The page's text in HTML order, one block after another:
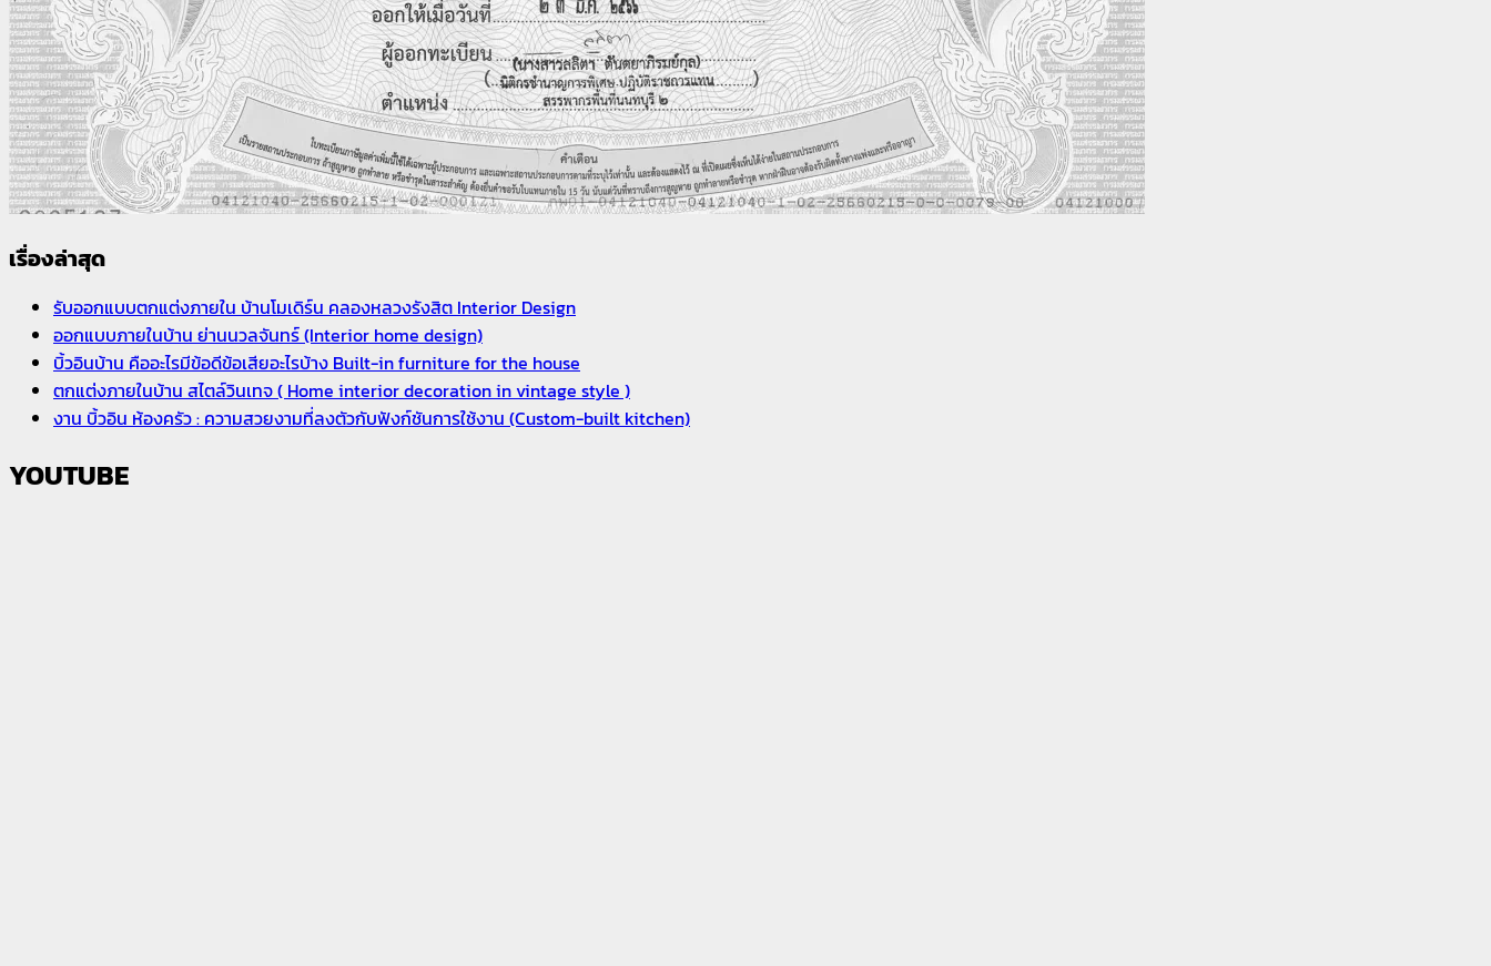
เรื่องล่าสุด
รับออกแบบตกแต่งภายใน บ้านโมเดิร์น คลองหลวงรังสิต Interior Design
ออกแบบภายในบ้าน ย่านนวลจันทร์ (Interior home design)
บิ้วอินบ้าน คืออะไรมีข้อดีข้อเสียอะไรบ้าง Built-in furniture for the house
ตกแต่งภายในบ้าน สไตล์วินเทจ ( Home interior decoration in vintage style )
งาน บิ้วอิน ห้องครัว : ความสวยงามที่ลงตัวกับฟังก์ชันการใช้งาน (Custom-built kitchen)
YOUTUBE